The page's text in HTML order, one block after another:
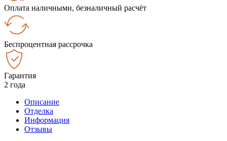
Оплата наличными, безналичный расчёт
Беспроцентная рассрочка
Гарантия
2 года
Описание
Отделка
Информация
Отзывы